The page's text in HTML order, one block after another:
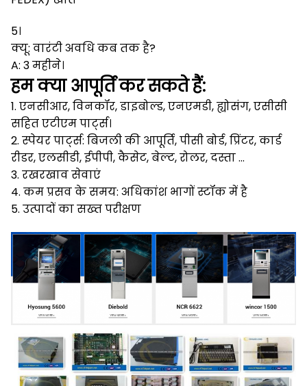
5।
क्यू: वारंटी अवधि कब तक है?
A: 3 महीने।
हम क्या आपूर्ति कर सकते हैं:
1. एनसीआर, विनकॉर, डाइबोल्ड, एनएमडी, ह्योसंग, एसीसी
सहित एटीएम पार्ट्स।
2. स्पेयर पार्ट्स: बिजली की आपूर्ति, पीसी बोर्ड, प्रिंटर, कार्ड
रीडर, एलसीडी, ईपीपी, कैसेट, बेल्ट, रोलर, दस्ता ...
3. रखरखाव सेवाएं
4. कम प्रसव के समय: अधिकांश भागों स्टॉक में है
5. उत्पादों का सख्त परीक्षण